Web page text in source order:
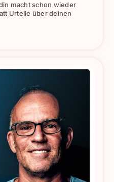
macht schon wieder
Urteile über deinen